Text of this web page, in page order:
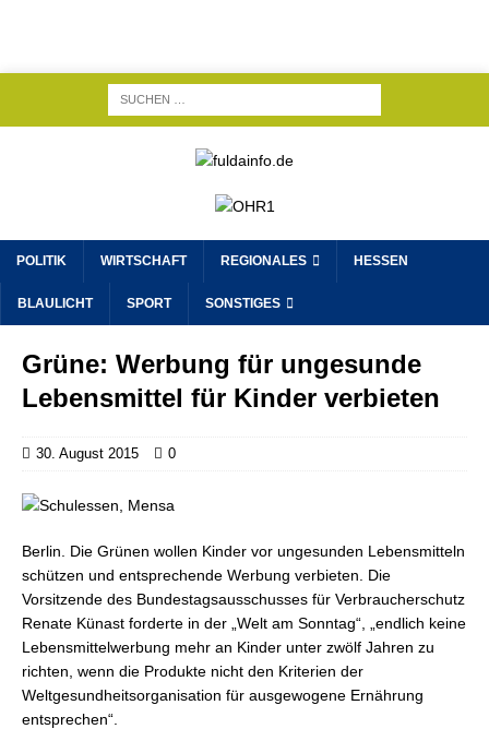
POLITIK WIRTSCHAFT REGIONALES HESSEN
BLAULICHT SPORT SONSTIGES
Grüne: Werbung für ungesunde
Lebensmittel für Kinder verbieten
30. August 2015 0
Berlin. Die Grünen wollen Kinder vor ungesunden Lebensmitteln
schützen und entsprechende Werbung verbieten. Die
Vorsitzende des Bundestagsausschusses für Verbraucherschutz
Renate Künast forderte in der „Welt am Sonntag“, „endlich keine
Lebensmittelwerbung mehr an Kinder unter zwölf Jahren zu
richten, wenn die Produkte nicht den Kriterien der
Weltgesundheitsorganisation für ausgewogene Ernährung
entsprechen“.